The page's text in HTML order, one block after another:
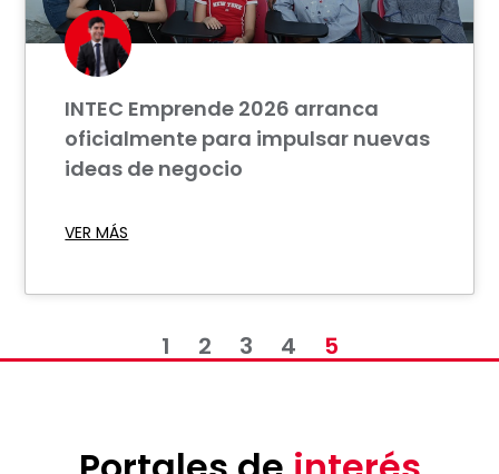
INTEC Emprende 2026 arranca
oficialmente para impulsar nuevas
ideas de negocio
VER MÁS
1 2 3 4 5